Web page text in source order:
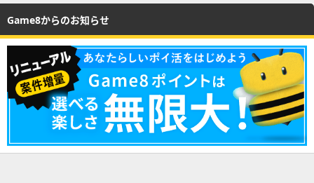
Game8からのお知らせ